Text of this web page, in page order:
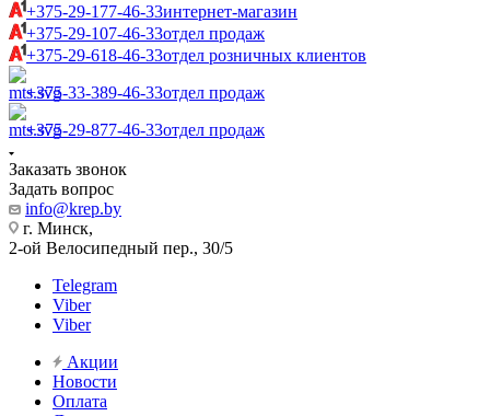
+375-29-177-46-33интернет-магазин
+375-29-107-46-33отдел продаж
+375-29-618-46-33отдел розничных клиентов
+375-33-389-46-33отдел продаж
+375-29-877-46-33отдел продаж
Заказать звонок
Задать вопрос
info@krep.by
г. Минск,
2-ой Велосипедный пер., 30/5
Telegram
Viber
Viber
Акции
Новости
Оплата